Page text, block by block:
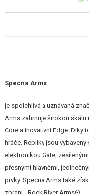
Zvláštní pozornost si
. Navíc se tato řada
všechny hráče, kteří hledají
mít velmi vysoký výkon a
VLASTNOSTI
Povrchová úprava těla
Vnější hlaveň s14 mm
Specna Arms
je spolehlivá a uznávaná
Arms zahrnuje širokou
Core a inovativní Edge. Díky
hráče. Repliky jsou vybaveny
elektronikou Gate,
přesnými hlavněmi,
prvky. Specna Arms také
zbraní - Rock River Arms®.